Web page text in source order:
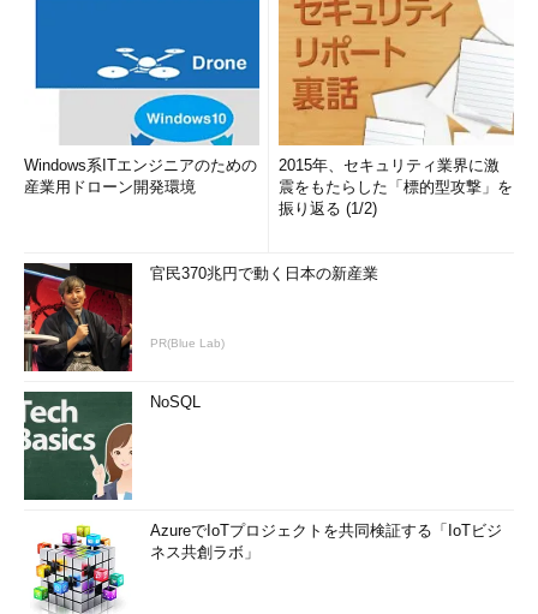
Windows系ITエンジニアのための
産業用ドローン開発環境
2015年、セキュリティ業界に激
震をもたらした「標的型攻撃」を
振り返る (1/2)
官民370兆円で動く日本の新産業
PR(Blue Lab)
NoSQL
AzureでIoTプロジェクトを共同検証する「IoTビジ
ネス共創ラボ」